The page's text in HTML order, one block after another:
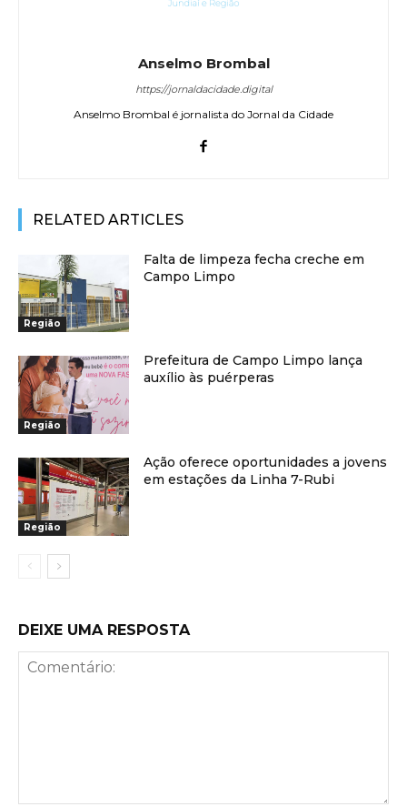
Anselmo Brombal
https://jornaldacidade.digital
Anselmo Brombal é jornalista do Jornal da Cidade
RELATED ARTICLES
Região
Falta de limpeza fecha creche em
Campo Limpo
Região
Prefeitura de Campo Limpo lança
auxílio às puérperas
Região
Ação oferece oportunidades a jovens
em estações da Linha 7-Rubi
DEIXE UMA RESPOSTA